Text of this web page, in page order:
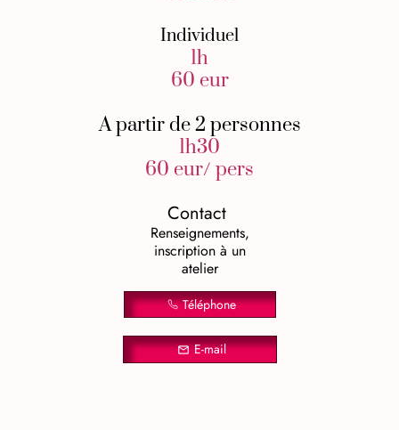
Individuel
1h
60 eur
A partir de 2 personnes
1h30
60 eur/ pers
Contact
Renseignements,
inscription à un
atelier
Téléphone
mail_outline E-mail